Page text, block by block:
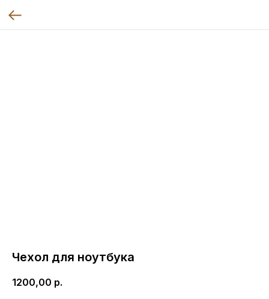
Чехол для ноутбука
1200,00 р.